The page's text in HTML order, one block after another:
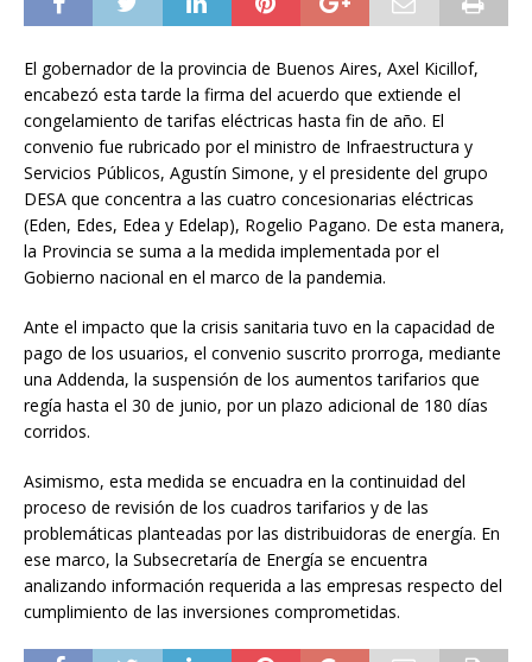
El gobernador de la provincia de Buenos Aires, Axel Kicillof,
encabezó esta tarde la firma del acuerdo que extiende el
congelamiento de tarifas eléctricas hasta fin de año. El
convenio fue rubricado por el ministro de Infraestructura y
Servicios Públicos, Agustín Simone, y el presidente del grupo
DESA que concentra a las cuatro concesionarias eléctricas
(Eden, Edes, Edea y Edelap), Rogelio Pagano. De esta manera,
la Provincia se suma a la medida implementada por el
Gobierno nacional en el marco de la pandemia.
Ante el impacto que la crisis sanitaria tuvo en la capacidad de
pago de los usuarios, el convenio suscrito prorroga, mediante
una Addenda, la suspensión de los aumentos tarifarios que
regía hasta el 30 de junio, por un plazo adicional de 180 días
corridos.
Asimismo, esta medida se encuadra en la continuidad del
proceso de revisión de los cuadros tarifarios y de las
problemáticas planteadas por las distribuidoras de energía. En
ese marco, la Subsecretaría de Energía se encuentra
analizando información requerida a las empresas respecto del
cumplimiento de las inversiones comprometidas.